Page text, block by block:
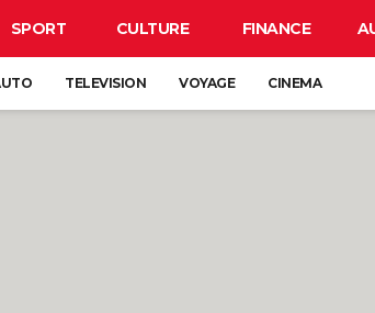
SPORT CULTURE FINANCE
TELEVISION VOYAGE CINEMA